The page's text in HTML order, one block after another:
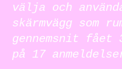
välja och
skärmvägg som
gennemsnit fået
på 17